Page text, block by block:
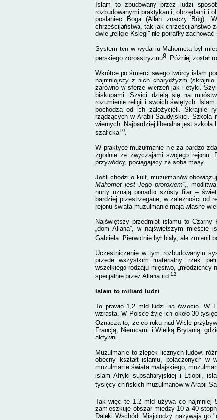
Islam to zbudowany przez ludzi
rozbudowanymi praktykami, obrzędami i
posłaniec Boga (Allah znaczy Bóg).
chrześcijaństwa, tak jak chrześcijaństwo
dwie „religie Księgi” nie potrafiły
System ten w wydaniu Mahometa był
perskiego zoroastryzmu9 . Później został
Wkrótce po śmierci swego twórcy islam
najmniejszy z nich charydżyzm
zarówno w sferze wierzeń jak i etyki.
biskupami. Szyici dzielą się na
rozumienie religii i swoich świętych.
pochodzą od ich założycieli. Skrajnie
rządzących w Arabii Saudyjskiej.
wiernych. Najbardziej liberalna jest
szaficka10.
W praktyce muzułmanie nie za bardzo
zgodnie ze zwyczajami swojego rejonu.
przywódcy, pociągający za sobą masy.
Jeśli chodzi o kult, muzułmanów
Mahomet jest Jego prorokiem”),
nurty uznają ponadto szósty filar –
bardziej przestrzegane, w zależności od
rejonu świata muzułmanie mają własne
Najświętszy przedmiot islamu to Czarny
„dom Allaha”, w najświętszym mieście
Gabriela. Pierwotnie był biały, ale zmienił
Uczestniczenie w tym rozbudowanym
przede wszystkim materialny: rzeki
wszelkiego rodzaju mięsiwo,
specjalnie przez Allaha itd.12.
Islam to miliard ludzi
To prawie 1,2 mld ludzi na świecie. W
wzrasta. W Polsce żyje ich około 30
Oznacza to, że co roku nad Wisłę
Francją, Niemcami i Wielką Brytanią,
aktywni.
Muzułmanie to zlepek licznych ludów,
obecny kształt islamu, połączonych w
muzułmanie świata malajskiego,
islam Afryki subsaharyjskiej i Etiopii,
tysięcy chińskich muzułmanów w Arabii
Tak więc te 1,2 mld używa co najmniej
zamieszkuje obszar między 10 a 40
Daleki Wschód. Misjolodzy nazywają go